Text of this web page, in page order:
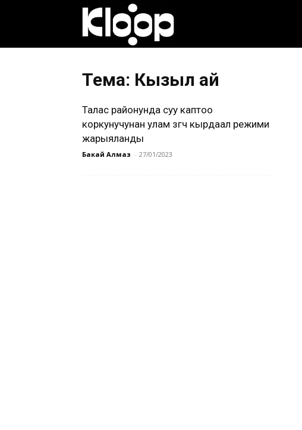
кыргызча
|
Тема: Кызыл ай
Талас районунда суу каптоо
коркунучунан улам өзгөчө кырдаал режими
жарыяланды
Бакай Алмаз - 27/01/2023